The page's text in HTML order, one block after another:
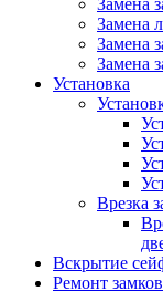
Замена
Замена
Замена
Замена
Установка
Врезка
Вскрытие
Ремонт замков